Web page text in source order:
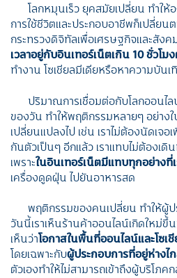
โลกหมุนเร็ว ยุคสมัยเปลี่ยน ทำใ
การใช้ชีวิตและประกอบอาชีพก็เปลี่ยน
กระทรวงดิจิทัลเพื่อเศรษฐกิจและสัง
เวลาอยู่กับอินเทอร์เน็ตเกิน 10 ชั่วโม
ทำงาน โซเชียลมีเดียหรือหาความบัน
ปริมาณการเชื่อมต่อกับโลกออนไ
ของวัน ทำให้พฤติกรรมหลายๆ อย่า
เปลี่ยนแปลงไป เช่น เราไม่ต้องนัดเจ
กันตัวเป็นๆ อีกแล้ว เราแทบไม่ต้องเดิ
เพราะในอินเทอร์เน็ตมีแทบทุกอย่างที่
เครื่องดูดฝุ่น ไปยันอาหารสด
พฤติกรรมของคนเปลี่ยน ทำให้ผู้
วันนี้เราเห็นร้านค้าออนไลน์เกิดใหม่
เห็นว่าโอกาสในพื้นที่ออนไลน์และโซ
โดยเฉพาะกับผู้ประกอบการที่อยู่ห่างไ
ตัวเองทำให้ไม่สามารถเข้าถึงผู้บริโภ